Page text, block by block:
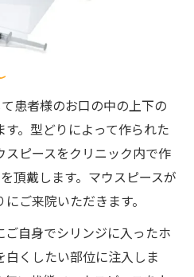
患者様のお口の中の上下の
。型どりによって作られた
ピースをクリニック内で作
頂戴します。マウスピースが
ご来院いただきます。
自身でシリンジに入ったホ
くしたい部位に注入しま